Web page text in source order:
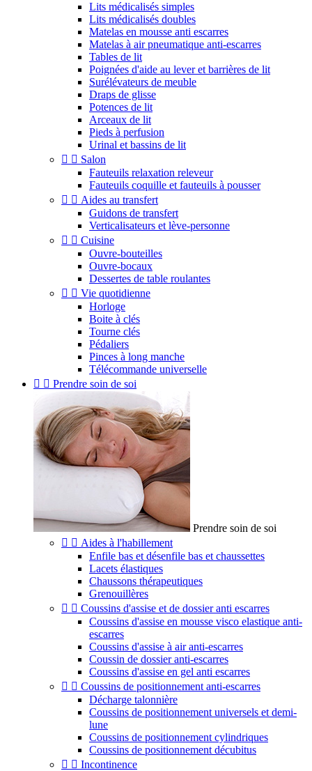
Lits médicalisés simples
Lits médicalisés doubles
Matelas en mousse anti escarres
Matelas à air pneumatique anti-escarres
Tables de lit
Poignées d'aide au lever et barrières de lit
Surélévateurs de meuble
Draps de glisse
Potences de lit
Arceaux de lit
Pieds à perfusion
Urinal et bassins de lit
  Salon
Fauteuils relaxation releveur
Fauteuils coquille et fauteuils à pousser
  Aides au transfert
Guidons de transfert
Verticalisateurs et lève-personne
  Cuisine
Ouvre-bouteilles
Ouvre-bocaux
Dessertes de table roulantes
  Vie quotidienne
Horloge
Boite à clés
Tourne clés
Pédaliers
Pinces à long manche
Télécommande universelle
  Prendre soin de soi
Prendre soin de soi
  Aides à l'habillement
Enfile bas et désenfile bas et chaussettes
Lacets élastiques
Chaussons thérapeutiques
Grenouillères
  Coussins d'assise et de dossier anti escarres
Coussins d'assise en mousse visco elastique anti-
escarres
Coussins d'assise à air anti-escarres
Coussin de dossier anti-escarres
Coussins d'assise en gel anti escarres
  Coussins de positionnement anti-escarres
Décharge talonnière
Coussins de positionnement universels et demi-
lune
Coussins de positionnement cylindriques
Coussins de positionnement décubitus
  Incontinence